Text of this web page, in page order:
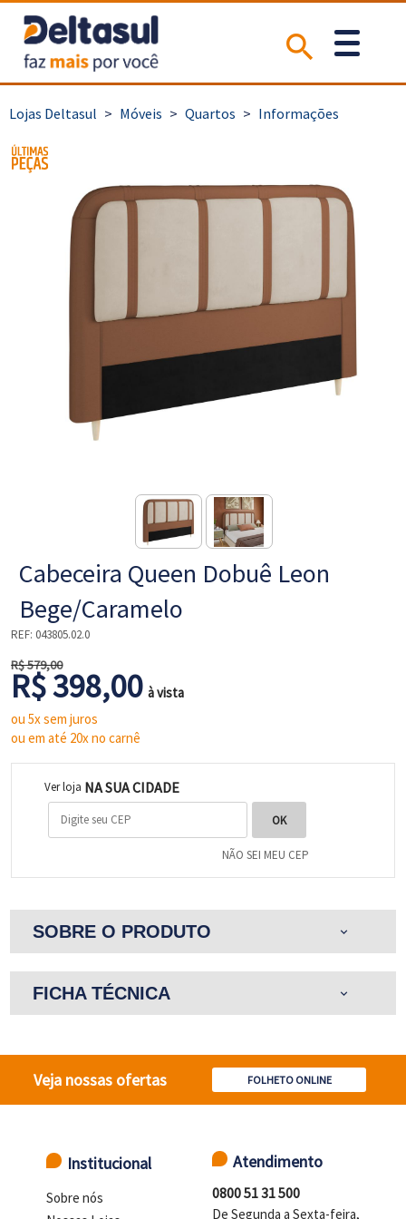
> Móveis > Quartos > Informações
Cabeceira Queen Dobuê Leon
Bege/Caramelo
REF: 043805.02.0
R$ 579,00
R$ 398,00à vista
ou 5x sem juros
ou em até 20x no carnê
Ver loja NA SUA CIDADE
NÃO SEI MEU CEP
SOBRE O PRODUTO expand_more
FICHA TÉCNICA expand_more
Veja nossas ofertas FOLHETO ONLINE
Institucional
Sobre nós
Atendimento
0800 51 31 500
De Segunda a Sexta-feira,